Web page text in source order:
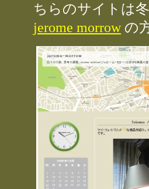
ちらのサイトは
jerome morrow の